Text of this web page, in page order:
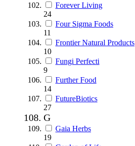
Forever Living
24
Four Sigma Foods
11
Frontier Natural Products
10
Fungi Perfecti
9
Further Food
14
FutureBiotics
27
G
Gaia Herbs
19